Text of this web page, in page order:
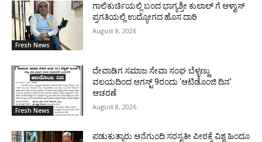
Fresh News
ಗಾಲಿಕುರ್ಚಿಯಲ್ಲಿ ಬಂದ ಭಾಗ್ಯಶ್ರೀ ಕುಲಾಲ್ ಗೆ ಆಳ್ವಾಸ್
ಪ್ರಗತಿಯಲ್ಲಿ ಉದ್ಯೋಗದ ಹೊಸ ದಾರಿ
August 8, 2026
Fresh News
ದೇವಾಡಿಗ ಸಮಾಜ ಸೇವಾ ಸಂಘ ಬೆಳ್ಳಣ್ಣು
ವಲಯದಿಂದ ಆಗಸ್ಟ್ 9ರಂದು ‘ಆಟಿಡೊಂಜಿ ದಿನ’
ಆಚರಣೆ
August 8, 2026
ಪಡುಕುತ್ಯಾರು ಆನೆಗುಂದಿ ಸರಸ್ವತೀ ಪೀಠಕ್ಕೆ ವಿಶ್ವ ಹಿಂದೂ